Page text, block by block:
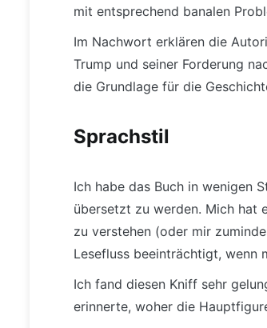
mit entsprechend banalen
Im Nachwort erklären die
Trump und seiner Forderung
die Grundlage für die
Sprachstil
Ich habe das Buch in wenigen
übersetzt zu werden. Mich hat
zu verstehen (oder mir
Lesefluss beeinträchtigt, wenn
Ich fand diesen Kniff sehr
erinnerte, woher die